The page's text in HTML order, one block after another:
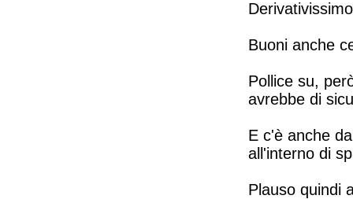
Buoni anche
Pollice su,
avrebbe di
E c'è anche
all'interno di
Plauso quindi